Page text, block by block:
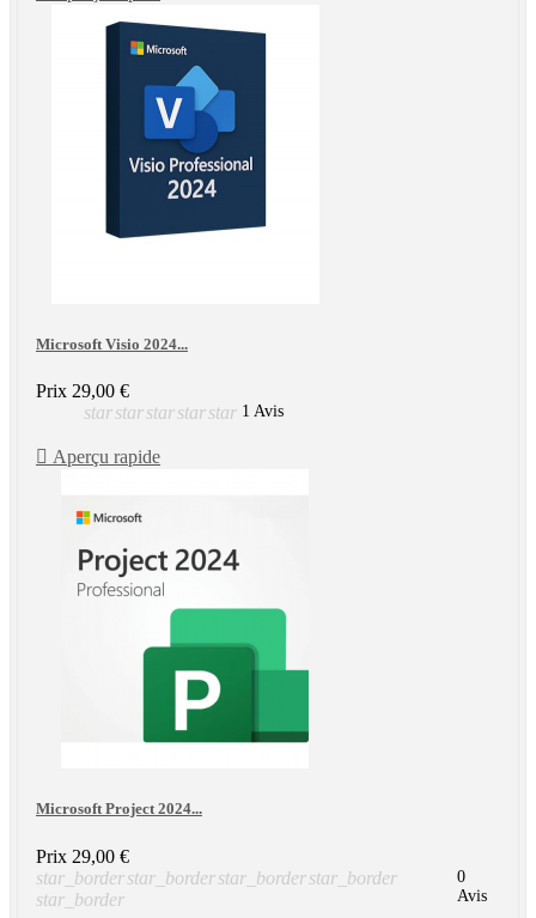
Microsoft Visio 2024...
Prix 29,00 €
star star star star star 1 Avis
 Aperçu rapide
Microsoft Project 2024...
Prix 29,00 €
star_borderstar_borderstar_borderstar_border
star_border
0
Avis